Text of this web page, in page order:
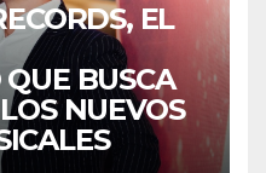
EL
QUE BUSCA
NUEVOS